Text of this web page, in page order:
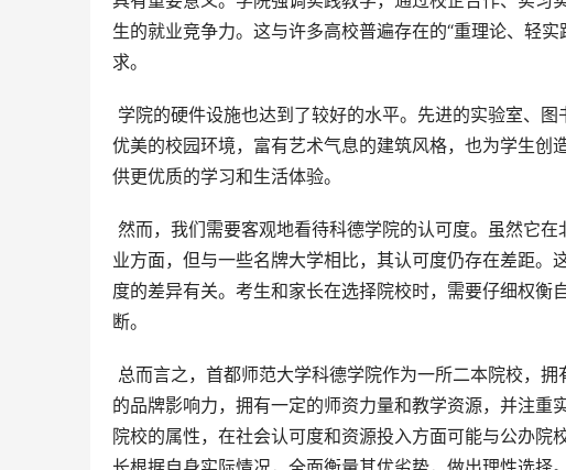
生的就业竞争力。这与许多高校普遍存在的“重理论、轻
求。
优美的校园环境，富有艺术气息的建筑风格，也为学生
供更优质的学习和生活体验。
业方面，但与一些名牌大学相比，其认可度仍存在差距
度的差异有关。考生和家长在选择院校时，需要仔细权衡
断。
的品牌影响力，拥有一定的师资力量和教学资源，并注
院校的属性，在社会认可度和资源投入方面可能与公办